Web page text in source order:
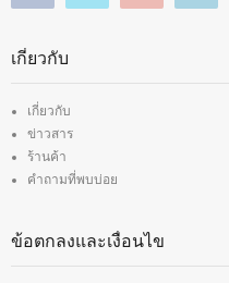
เกี่ยวกับ
เกี่ยวกับ
ข่าวสาร
ร้านค้า
คำถามที่พบบ่อย
ข้อตกลงและเงื่อนไข